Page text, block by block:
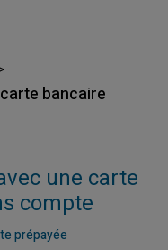
bancaire
une carte
compte
prépayée